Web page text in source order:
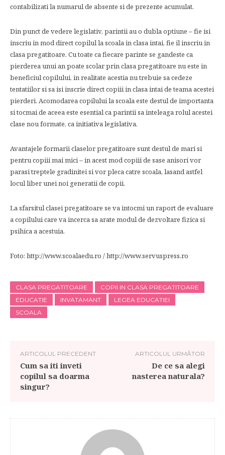
contabilizati la numarul de absente si de prezente acumulat.
Din punct de vedere legislativ, parintii au o dubla optiune – fie isi
inscriu in mod direct copilul la scoala in clasa intai, fie il inscriu in
clasa pregatitoare. Cu toate ca fiecare parinte se gandeste ca
pierderea unui an poate scolar prin clasa pregatitoare nu este in
beneficiul copilului, in realitate acestia nu trebuie sa cedeze
tentatiilor si sa isi inscrie direct copiii in clasa intai de teama acestei
pierderi. Acomodarea copilului la scoala este destul de importanta
si tocmai de aceea este esential ca parintii sa inteleaga rolul acestei
clase nou formate, ca initiativa legislativa.
Avantajele formarii claselor pregatitoare sunt destul de mari si
pentru copiii mai mici – in acest mod copiii de sase anisori vor
parasi treptele gradinitei si vor pleca catre scoala, lasand astfel
locul liber unei noi generatii de copii.
La sfarsitul clasei pregatitoare se va intocmi un raport de evaluare
a copilului care va incerca sa arate modul de dezvoltare fizica si
psihica a acestuia.
Foto: http://www.scoalaedu.ro / http://www.servuspress.ro
CLASA PREGATITOARE
COPII IN CLASA PREGATITOARE
EDUCATIE
INVATAMANT
LEGEA EDUCATIEI
SCOALA
ARTICOLUL PRECEDENT
Cum sa iti inveti
copilul sa doarma
singur?
ARTICOLUL URMĂTOR
De ce sa alegi
nasterea naturala?